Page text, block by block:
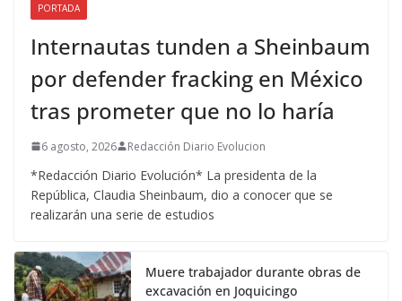
PORTADA
Internautas tunden a Sheinbaum
por defender fracking en México
tras prometer que no lo haría
6 agosto, 2026 Redacción Diario Evolucion
*Redacción Diario Evolución* La presidenta de la
República, Claudia Sheinbaum, dio a conocer que se
realizarán una serie de estudios
Muere trabajador durante obras de
excavación en Joquicingo